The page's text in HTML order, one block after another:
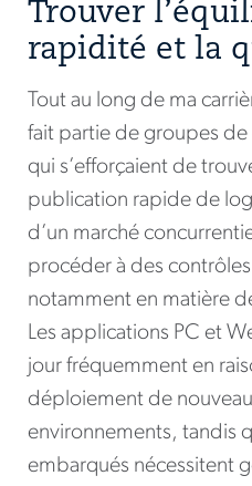
Trouver
rapidité et la
Tout au long de ma
fait partie de groupes
qui s’efforçaient de
publication rapide de
d’un marché
procéder à des
notamment en matière
Les applications PC et
jour fréquemment en
déploiement de
environnements, tandis
embarqués nécessitent